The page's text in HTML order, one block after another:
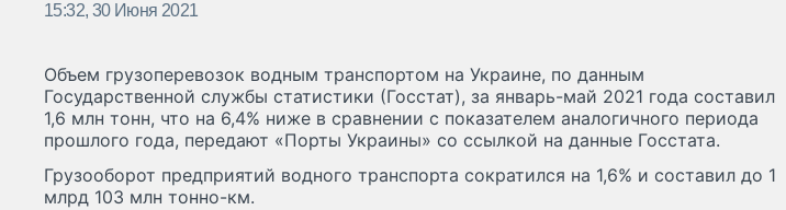
15:32, 30 Июня 2021
Объем грузоперевозок водным транспортом на Украине, по данным
Государственной службы статистики (Госстат), за январь-май 2021 года составил
1,6 млн тонн, что на 6,4% ниже в сравнении с показателем аналогичного периода
прошлого года, передают «Порты Украины» со ссылкой на данные Госстата.
Грузооборот предприятий водного транспорта сократился на 1,6% и составил до 1
млрд 103 млн тонно-км.